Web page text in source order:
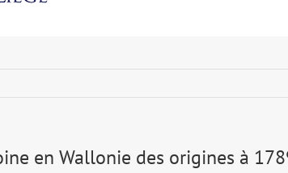
en Wallonie des origines à